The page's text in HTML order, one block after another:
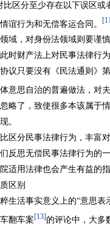
比区分至少存在以下误区
谊行为和无偿客运合同。
域，对身份法领域则要谨
时财产法上对民事法律行
议只要没有《民法通则》
意思自治的普遍做法，对
略了，致使很多本该属于
。
分民事法律行为，丰富
反思无偿民事法律行为的
适用法律也会产生有益的
区别
活事实意义上的“意思表
翻车案[13]的评论中，大多